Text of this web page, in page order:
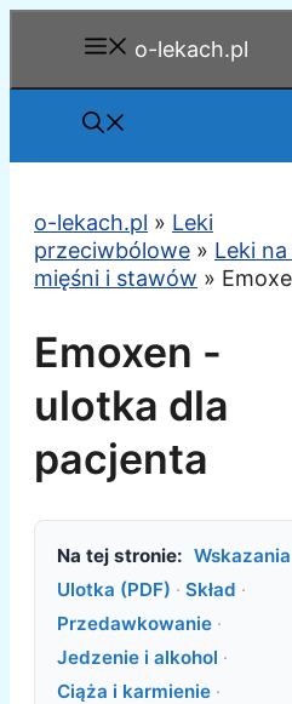
o-lekach.pl
o-lekach.pl » Leki
przeciwbólowe » Leki
mięśni i stawów »
Emoxen -
ulotka dla
pacjenta
Na tej stronie: Wskazania
Ulotka (PDF) · Skład ·
Przedawkowanie ·
Jedzenie i alkohol ·
Ciąża i karmienie ·